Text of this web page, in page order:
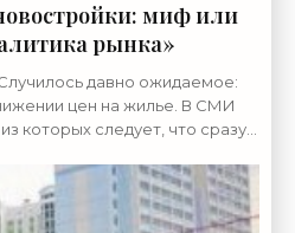
миф или
рынка»
давно ожидаемое:
цен на жилье. В СМИ
которых следует, что сразу